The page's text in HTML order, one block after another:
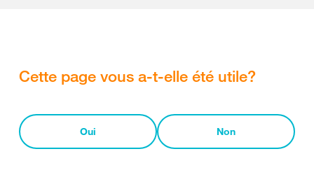
Cette page vous a-t-elle été utile?
Oui Non